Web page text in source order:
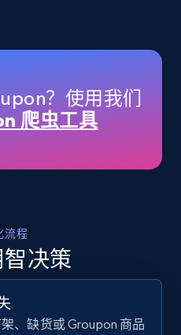
Description, Initial
Reviews count, and
立即开始
products by using
Reviews count, and
？使用我们
爬虫工具
流程
决策
、缺货或 Groupon 商品